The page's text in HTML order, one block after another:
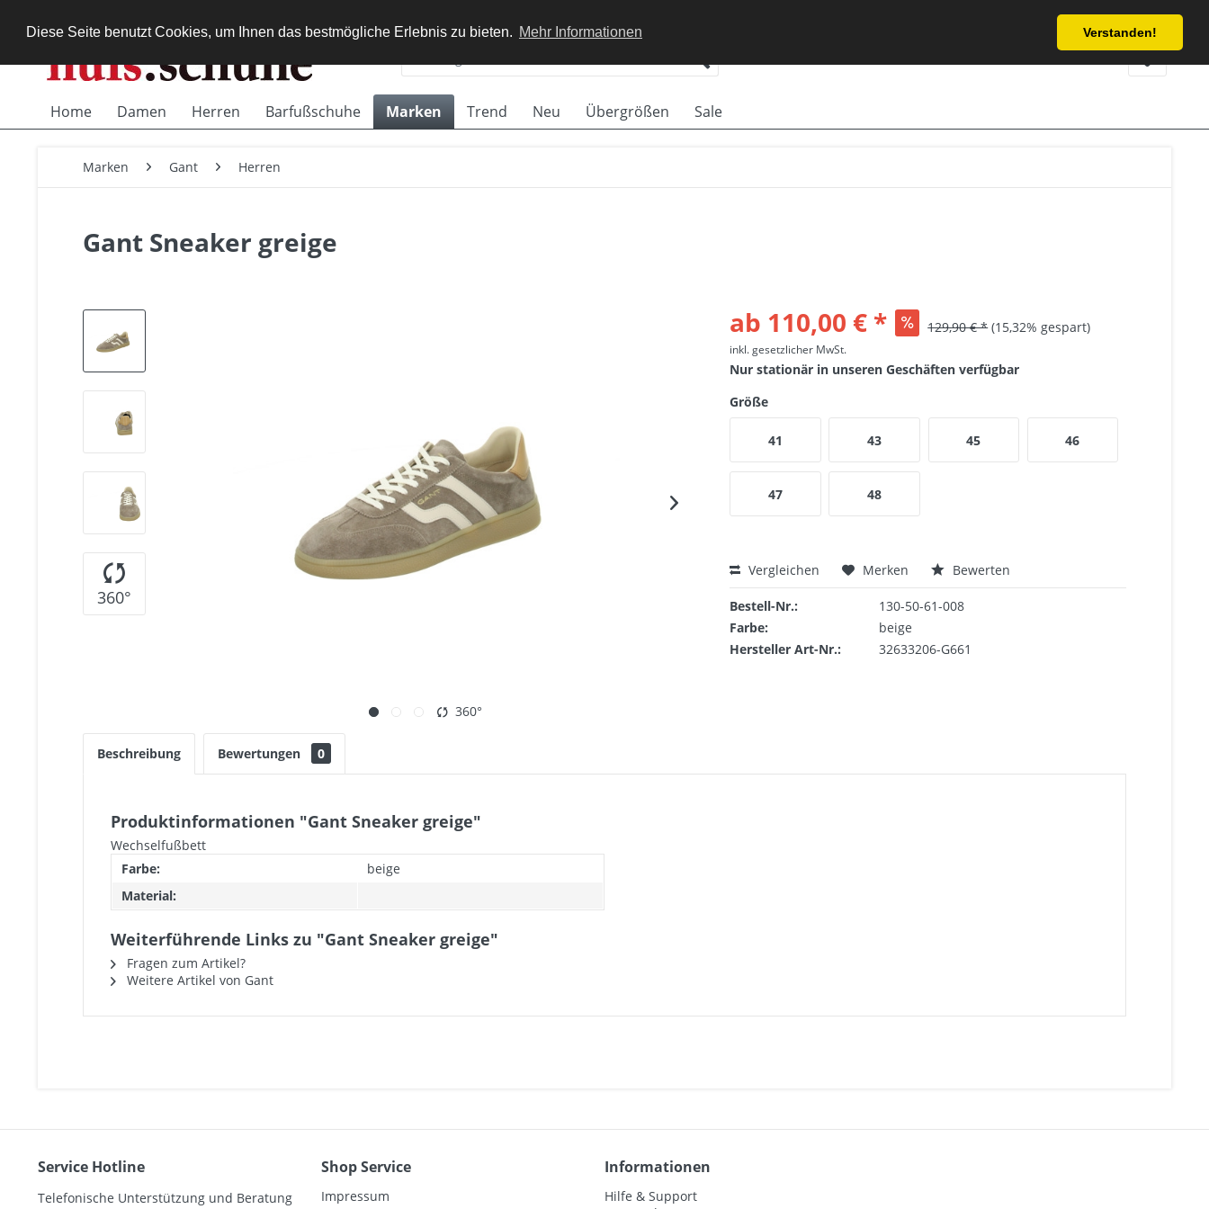
Diese Seite benutzt Cookies, um Ihnen das bestmögliche Erlebnis zu bieten. Mehr Informationen Verstanden!
Service/Hilfe
Home Damen Herren Barfußschuhe Marken Trend Neu Übergrößen Sale
Marken Gant Herren
Gant Sneaker greige
360°
360°
ab 110,00 € * 129,90 € * (15,32% gespart)
inkl. gesetzlicher MwSt.
Nur stationär in unseren Geschäften verfügbar
Größe
41 43 45 46
47 48
Vergleichen Merken Bewerten
Bestell-Nr.:
130-50-61-008
Farbe:
beige
Hersteller Art-Nr.:
32633206-G661
Beschreibung Bewertungen 0
Produktinformationen "Gant Sneaker greige"
Wechselfußbett
Farbe:
beige
Material:
Weiterführende Links zu "Gant Sneaker greige"
Fragen zum Artikel?
Weitere Artikel von Gant
Service Hotline
Telefonische Unterstützung und Beratung
Shop Service
Impressum
Informationen
Hilfe & Support